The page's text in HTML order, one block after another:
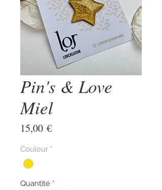
Pin's & Love
Miel
15,00 €Prix
Couleur *
Quantité *